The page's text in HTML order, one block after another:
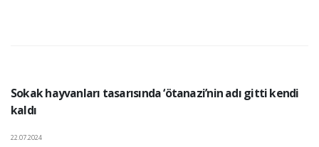
Sokak hayvanları tasarısında ‘ötanazi’nin adı gitti kendi
kaldı
22.07.2024